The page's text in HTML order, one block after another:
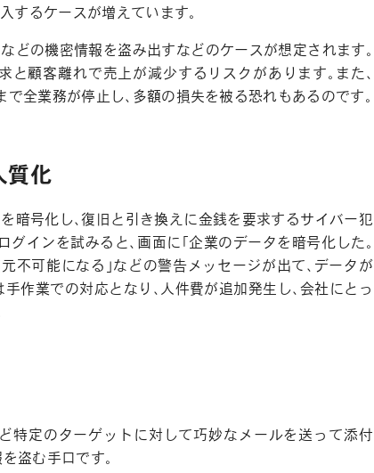
するケースが増えています。
どの機密情報を盗み出すなどのケースが想定されます。
顧客離れで売上が減少するリスクがあります。また、
全業務が停止し、多額の損失を被る恐れもあるのです。
質化
暗号化し、復旧と引き換えに金銭を要求するサイバー犯
グインを試みると、画面に「企業のデータを暗号化した。
不可能になる」などの警告メッセージが出て、データが
作業での対応となり、人件費が追加発生し、会社にとっ
特定のターゲットに対して巧妙なメールを送って添付
盗む手口です。